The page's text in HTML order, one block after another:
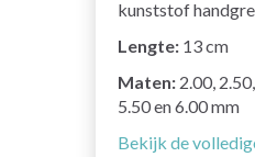
kunststof
Lengte: 13 cm
Maten: 2.00,
5.50 en 6.00 mm
Bekijk de